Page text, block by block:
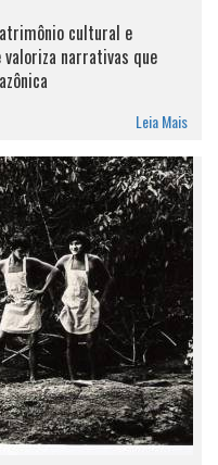
cultural e
narrativas que
Leia Mais